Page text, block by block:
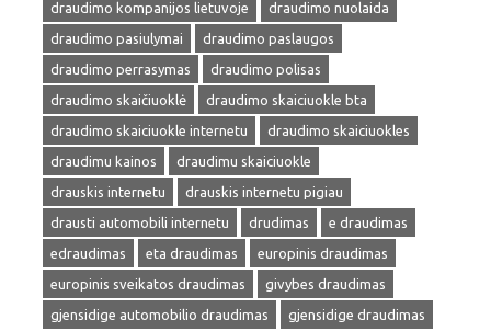
draudimo kompanijos lietuvoje
draudimo nuolaida
draudimo pasiulymai
draudimo paslaugos
draudimo perrasymas
draudimo polisas
draudimo skaičiuoklė
draudimo skaiciuokle bta
draudimo skaiciuokle internetu
draudimo skaiciuokles
draudimu kainos
draudimu skaiciuokle
drauskis internetu
drauskis internetu pigiau
drausti automobili internetu
drudimas
e draudimas
edraudimas
eta draudimas
europinis draudimas
europinis sveikatos draudimas
givybes draudimas
gjensidige automobilio draudimas
gjensidige draudimas